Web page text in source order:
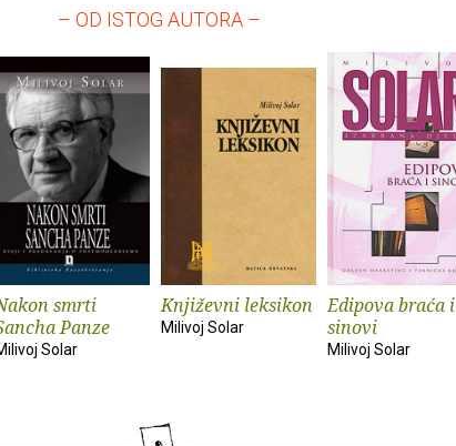
– OD ISTOG AUTORA –
smrti
Panze
Solar
Književni leksikon
Milivoj Solar
Edipova braća i
sinovi
Milivoj Solar